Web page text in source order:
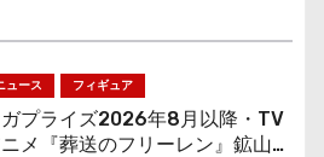
ュース フィギュア
プライズ2026年8月以降・TV
メ『葬送のフリーレン』鉱山で